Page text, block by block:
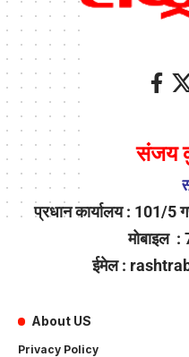
संजय
प्रधान कार्यालय : 101/5
मोबाइल
ईमेल :
About US
Privacy Policy